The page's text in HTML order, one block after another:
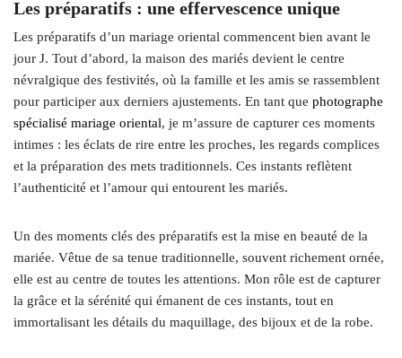
Les préparatifs : une effervescence unique
Les préparatifs d’un mariage oriental commencent bien avant le
jour J. Tout d’abord, la maison des mariés devient le centre
névralgique des festivités, où la famille et les amis se rassemblent
pour participer aux derniers ajustements. En tant que photographe
spécialisé mariage oriental, je m’assure de capturer ces moments
intimes : les éclats de rire entre les proches, les regards complices
et la préparation des mets traditionnels. Ces instants reflètent
l’authenticité et l’amour qui entourent les mariés.
Un des moments clés des préparatifs est la mise en beauté de la
mariée. Vêtue de sa tenue traditionnelle, souvent richement ornée,
elle est au centre de toutes les attentions. Mon rôle est de capturer
la grâce et la sérénité qui émanent de ces instants, tout en
immortalisant les détails du maquillage, des bijoux et de la robe.